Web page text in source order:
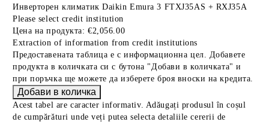
Инверторен климатик Daikin Emura 3 FTXJ35AS + RXJ35A
Please select credit institution
Цена на продукта: €2,056.00
Extraction of information from credit institutions
Предоставената таблица е с информационна цел. Добавете
продукта в количката си с бутона "Добави в количката" и
при поръчка ще можете да изберете броя вноски на кредита.
Acest tabel are caracter informativ. Adăugați produsul în coșul
de cumpărături unde veți putea selecta detaliile cererii de